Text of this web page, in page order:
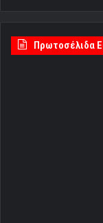
Πρωτοσέλιδα